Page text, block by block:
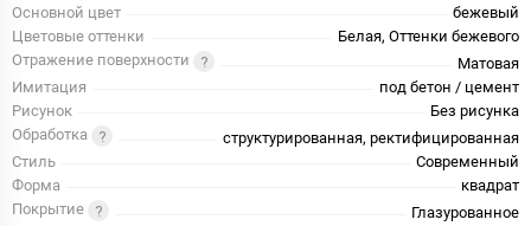
Основной цвет
бежевый
Цветовые оттенки
Белая, Оттенки бежевого
Отражение поверхности
Матовая
Имитация
под бетон / цемент
Рисунок
Без рисунка
Обработка
структурированная, ректифицированная
Стиль
Современный
Форма
квадрат
Покрытие
Глазурованное